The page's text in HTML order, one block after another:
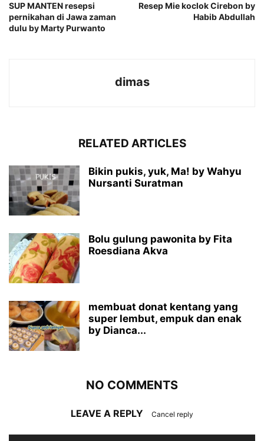
SUP MANTEN resepsi
pernikahan di Jawa zaman
dulu by Marty Purwanto
Resep Mie koclok Cirebon by
Habib Abdullah
dimas
RELATED ARTICLES
Bikin pukis, yuk, Ma! by Wahyu
Nursanti Suratman
Bolu gulung pawonita by Fita
Roesdiana Akva
membuat donat kentang yang
super lembut, empuk dan enak
by Dianca...
NO COMMENTS
LEAVE A REPLY Cancel reply